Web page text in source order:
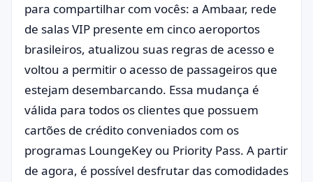
para compartilhar com vocês: a Ambaar, rede
de salas VIP presente em cinco aeroportos
brasileiros, atualizou suas regras de acesso e
voltou a permitir o acesso de passageiros que
estejam desembarcando. Essa mudança é
válida para todos os clientes que possuem
cartões de crédito conveniados com os
programas LoungeKey ou Priority Pass. A partir
de agora, é possível desfrutar das comodidades